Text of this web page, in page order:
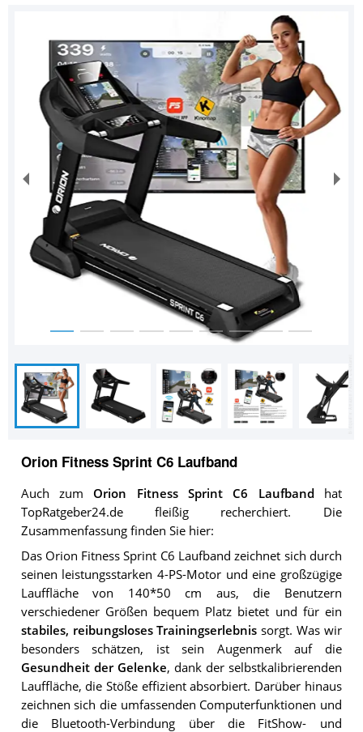
Orion Fitness Sprint C6 Laufband
Auch zumOrion Fitness Sprint C6 Laufbandhat
TopRatgeber24.de fleißig recherchiert. Die
Zusammenfassung finden Sie hier:
Das Orion Fitness Sprint C6 Laufband zeichnet sich durch
seinen leistungsstarken 4-PS-Motor und eine großzügige
Lauffläche von 140*50 cm aus, die Benutzern
verschiedener Größen bequem Platz bietet und für ein
stabiles, reibungsloses Trainingserlebnis sorgt. Was wir
besonders schätzen, ist sein Augenmerk auf die
Gesundheit der Gelenke, dank der selbstkalibrierenden
Lauffläche, die Stöße effizient absorbiert. Darüber hinaus
zeichnen sich die umfassenden Computerfunktionen und
die Bluetooth-Verbindung über die FitShow- und